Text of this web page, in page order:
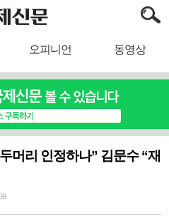
오피니언 동영상
머리 인정하나” 김문수 “재